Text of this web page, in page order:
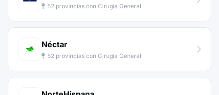
52 provincias con Cirugía General
Néctar
52 provincias con Cirugía General